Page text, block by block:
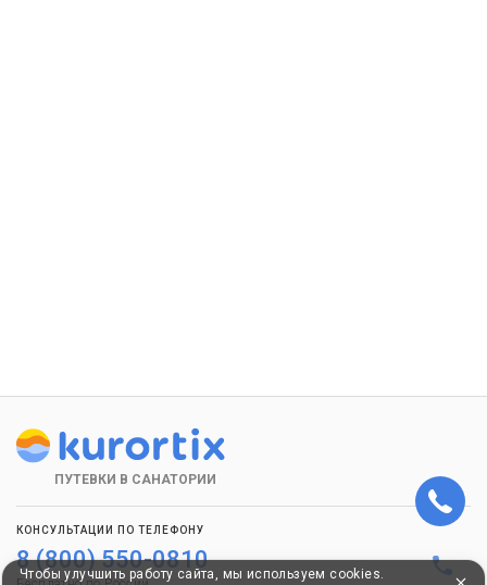
ПУТЕВКИ В САНАТОРИИ
КОНСУЛЬТАЦИИ ПО ТЕЛЕФОНУ
8 (800) 550-0810
Чтобы улучшить работу сайта, мы используем cookies.